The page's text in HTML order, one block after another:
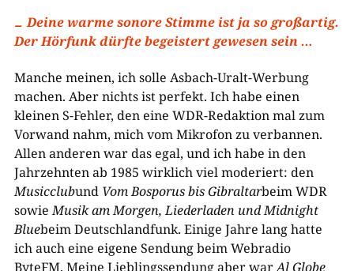
Deine warme sonore Stimme ist ja so großartig.
Der Hörfunk dürfte begeistert gewesen sein …
Manche meinen, ich solle Asbach-Uralt-Werbung
machen. Aber nichts ist perfekt. Ich habe einen
kleinen S-Fehler, den eine WDR-Redaktion mal zum
Vorwand nahm, mich vom Mikrofon zu verbannen.
Allen anderen war das egal, und ich habe in den
Jahrzehnten ab 1985 wirklich viel moderiert: den
Musicclubund Vom Bosporus bis Gibraltarbeim WDR
sowieMusik am Morgen, Liederladen und Midnight
Bluebeim Deutschlandfunk. Einige Jahre lang hatte
ich auch eine eigene Sendung beim Webradio
ByteFM. Meine Lieblingssendung aber warAl Globe